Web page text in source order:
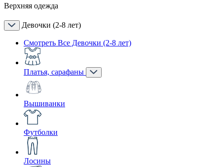
Верхняя одежда
Девочки (2-8 лет)
Смотреть Все Девочки (2-8 лет)
Платья, сарафаны
Вышиванки
Футболки
Лосины